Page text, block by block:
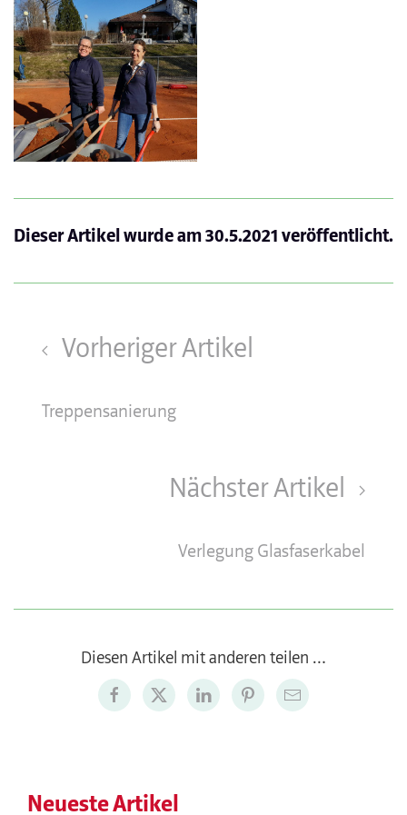
Dieser Artikel wurde am30.5.2021 veröffentlicht.
Vorheriger Artikel
Treppensanierung
Nächster Artikel
Verlegung Glasfaserkabel
Diesen Artikel mit anderen teilen …
Neueste Artikel